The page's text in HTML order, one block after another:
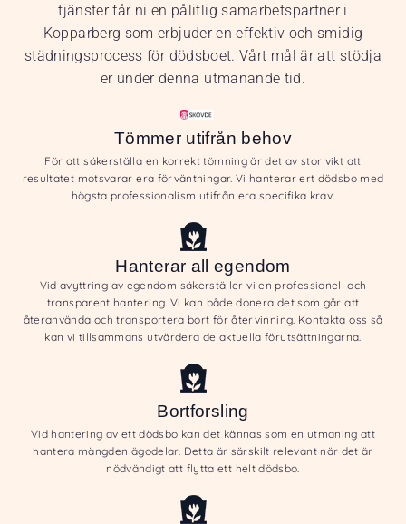
tjänster får ni en pålitlig samarbetspartner i
Kopparberg som erbjuder en effektiv och smidig
städningsprocess för dödsboet. Vårt mål är att stödja
er under denna utmanande tid.
Tömmer utifrån behov
För att säkerställa en korrekt tömning är det av stor vikt att
resultatet motsvarar era förväntningar. Vi hanterar ert dödsbo med
högsta professionalism utifrån era specifika krav.
Hanterar all egendom
Vid avyttring av egendom säkerställer vi en professionell och
transparent hantering. Vi kan både donera det som går att
återanvända och transportera bort för återvinning. Kontakta oss så
kan vi tillsammans utvärdera de aktuella förutsättningarna.
Bortforsling
Vid hantering av ett dödsbo kan det kännas som en utmaning att
hantera mängden ägodelar. Detta är särskilt relevant när det är
nödvändigt att flytta ett helt dödsbo.